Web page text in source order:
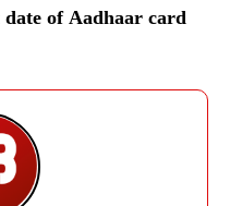
of Aadhaar card